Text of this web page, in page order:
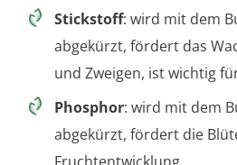
Stickstoff: wird mit dem
abgekürzt, fördert das
und Zweigen, ist wichtig
Phosphor: wird mit dem
abgekürzt, fördert die